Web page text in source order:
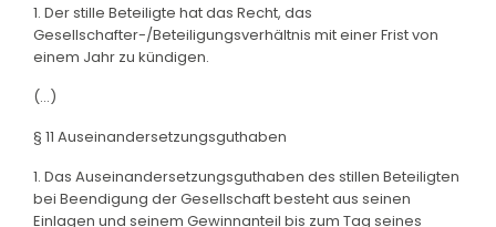
1. Der stille Beteiligte hat das Recht, das
Gesellschafter-/Beteiligungsverhältnis mit einer Frist von
einem Jahr zu kündigen.
(...)
§ 11 Auseinandersetzungsguthaben
1. Das Auseinandersetzungsguthaben des stillen Beteiligten
bei Beendigung der Gesellschaft besteht aus seinen
Einlagen und seinem Gewinnanteil bis zum Tag seines